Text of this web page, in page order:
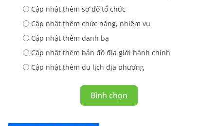
Cập nhật thêm sơ đố tổ chức
Cập nhật thêm chức năng, nhiệm vụ
Cập nhật thêm danh bạ
Cập nhật thêm bản đồ địa giới hành chính
Cập nhật thêm du lịch địa phương
Bình chọn